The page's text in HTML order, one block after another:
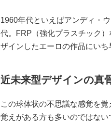
1960年代といえばアンディ・
代。FRP（強化プラスチック
ザインしたエーロの作品にいち
近未来型デザインの真
この球体状の不思議な感覚を
覚えがある方も多いのではない